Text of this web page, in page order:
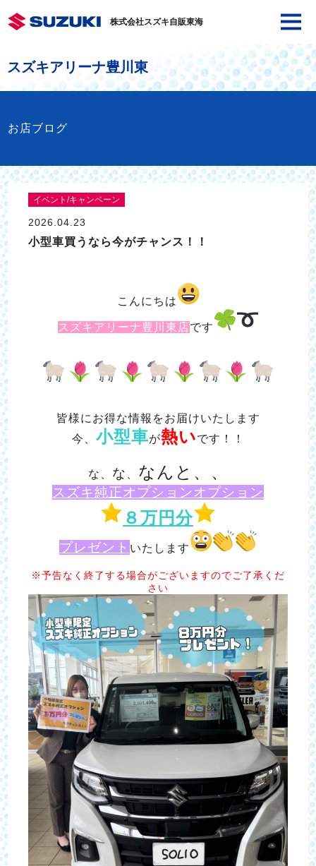
株式会社スズキ自販東海
スズキアリーナ豊川東
お店ブログ
イベント/キャンペーン
2026.04.23
小型車買うなら今がチャンス！！
こんにちは
スズキアリーナ豊川東店です
皆様にお得な情報をお届けいたします
今、 小型車が熱いです！！
な、 な なんと、、
スズキ純正オプションオプション
８万円分
プレゼント いたします
※予告なく終了する場合がございますのでご了承くだ
さい